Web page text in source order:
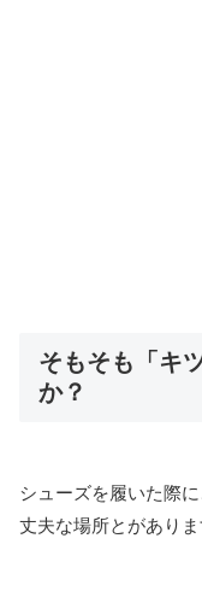
そもそも「キ
か？
シューズを履いた際
丈夫な場所とがありま